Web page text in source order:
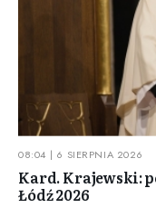
08:04 | 6 SIERPNIA 2026
Kard. Krajewski:
Łódź 2026